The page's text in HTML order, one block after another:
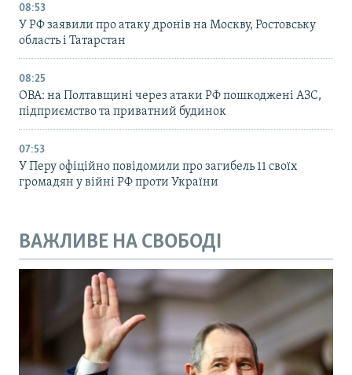
08:53
У РФ заявили про атаку дронів на Москву, Ростовську
область і Татарстан
08:25
ОВА: на Полтавщині через атаки РФ пошкоджені АЗС,
підприємство та приватний будинок
07:53
У Перу офіційно повідомили про загибель 11 своїх
громадян у війні РФ проти України
ВАЖЛИВЕ НА СВОБОДІ